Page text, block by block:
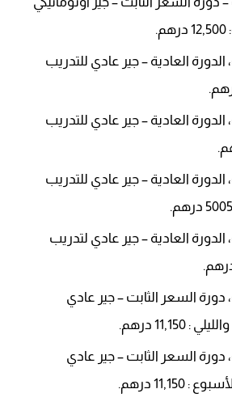
الدورة العادية – جير عادي للتدريب
الدورة العادية – جير عادي للتدريب
الدورة العادية – جير عادي للتدريب
الدورة العادية – جير عادي لتدريب
دورة السعر الثابت – جير عادي
درهم.
دورة السعر الثابت – جير عادي
درهم.